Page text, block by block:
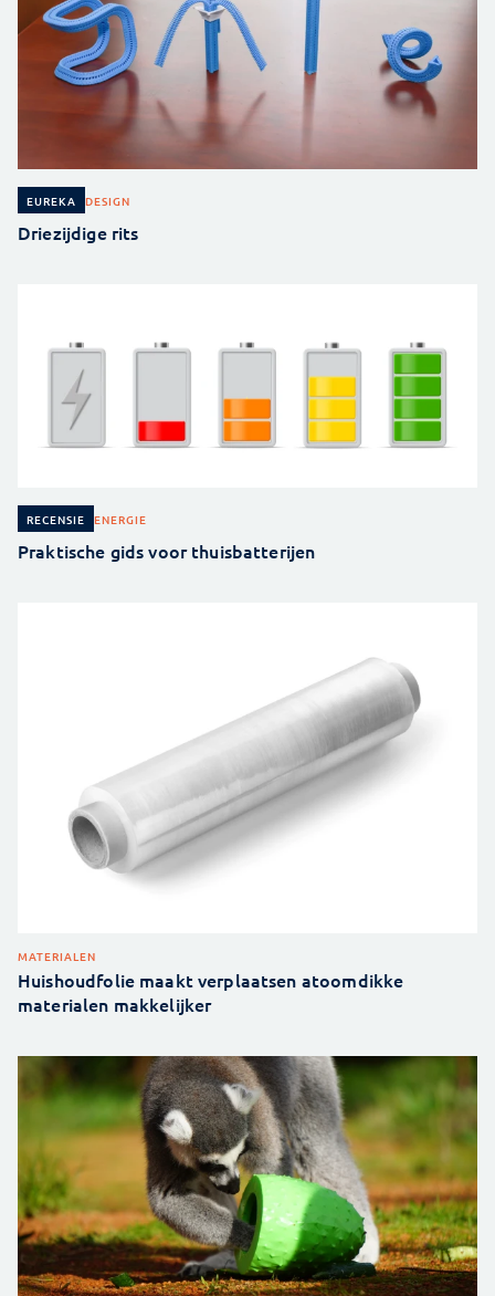
EUREKA DESIGN
Driezijdige rits
RECENSIE ENERGIE
Praktische gids voor thuisbatterijen
MATERIALEN
Huishoudfolie maakt verplaatsen atoomdikke
materialen makkelijker